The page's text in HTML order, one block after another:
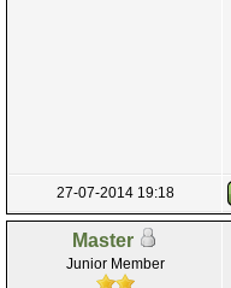
27-07-2014 19:18
Master
Junior Member